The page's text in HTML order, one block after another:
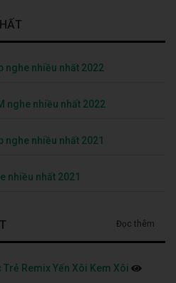
nghe nhiều nhất 2022
nghe nhiều nhất 2022
nghe nhiều nhất 2021
nhiều nhất 2021
Đọc thêm
Trẻ Remix Yến Xôi Kem Xôi